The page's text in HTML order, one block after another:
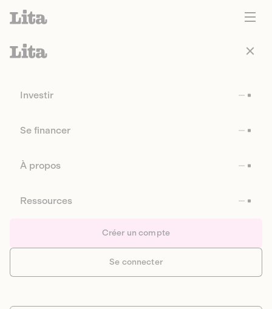
Investir
Se financer
À propos
Ressources
Créer un compte
Se connecter